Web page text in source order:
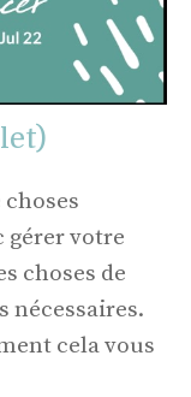
choses
gérer votre
choses de
nécessaires.
cela vous